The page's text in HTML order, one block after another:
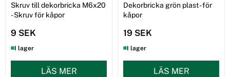
Skruv till dekorbricka M6x20
- Skruv för kåpor
9 SEK
I lager
LÄS MER
Dekorbricka grön plast - för
kåpor
19 SEK
I lager
LÄS MER